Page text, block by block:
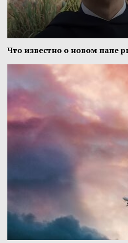
Что известно о новом папе